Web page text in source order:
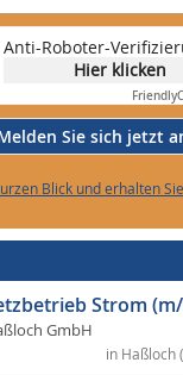
Anti-Roboter-
Hier klicken
Friendly
Sie sich jetzt
Blick und erhalten
Strom
GmbH
in Haßloch